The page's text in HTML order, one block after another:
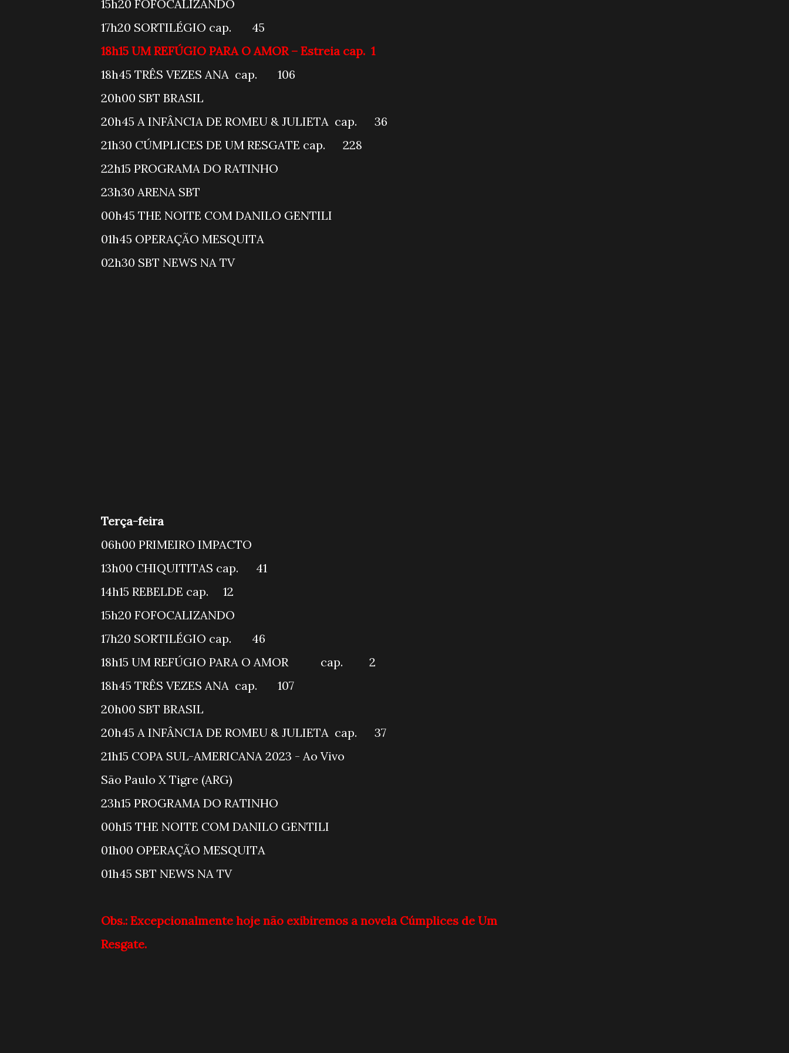
15h20 FOFOCALIZANDO
17h20 SORTILÉGIO cap. 45
18h15 UM REFÚGIO PARA O AMOR – Estreia cap. 1
18h45 TRÊS VEZES ANA cap. 106
20h00 SBT BRASIL
20h45 A INFÂNCIA DE ROMEU & JULIETA cap. 36
21h30 CÚMPLICES DE UM RESGATE cap. 228
22h15 PROGRAMA DO RATINHO
23h30 ARENA SBT
00h45 THE NOITE COM DANILO GENTILI
01h45 OPERAÇÃO MESQUITA
02h30 SBT NEWS NA TV
Terça-feira
06h00 PRIMEIRO IMPACTO
13h00 CHIQUITITAS cap. 41
14h15 REBELDE cap. 12
15h20 FOFOCALIZANDO
17h20 SORTILÉGIO cap. 46
18h15 UM REFÚGIO PARA O AMOR cap. 2
18h45 TRÊS VEZES ANA cap. 107
20h00 SBT BRASIL
20h45 A INFÂNCIA DE ROMEU & JULIETA cap. 37
21h15 COPA SUL-AMERICANA 2023 - Ao Vivo
São Paulo X Tigre (ARG)
23h15 PROGRAMA DO RATINHO
00h15 THE NOITE COM DANILO GENTILI
01h00 OPERAÇÃO MESQUITA
01h45 SBT NEWS NA TV
Obs.: Excepcionalmente hoje não exibiremos a novela Cúmplices de Um
Resgate.